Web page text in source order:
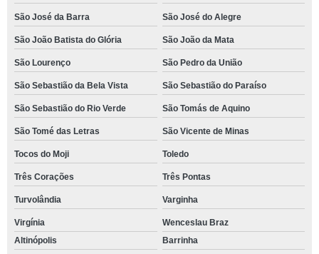
São José da Barra São José do Alegre
São João Batista do Glória São João da Mata
São Lourenço São Pedro da União
São Sebastião da Bela Vista São Sebastião do Paraíso
São Sebastião do Rio Verde São Tomás de Aquino
São Tomé das Letras São Vicente de Minas
Tocos do Moji Toledo
Três Corações Três Pontas
Turvolândia Varginha
Virgínia
Wenceslau Braz
Altinópolis
Barrinha